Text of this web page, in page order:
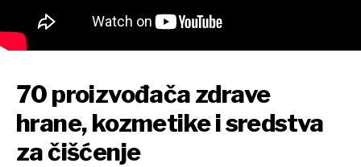
70 proizvođača zdrave
hrane, kozmetike i sredstva
za čišćenje